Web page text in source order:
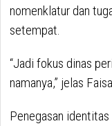
nomenklatur dan
setempat.
“Jadi fokus dinas
namanya,” jelas
Penegasan